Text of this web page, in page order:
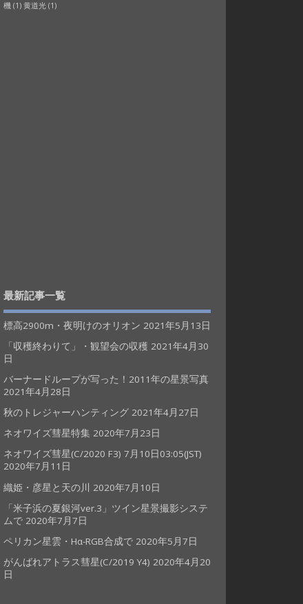
機(1) 黄道光(1)
最新記事一覧
標高2900m・夜明けのオリオン 2021年5月13日
「収穫終わりて」・観望会の収穫 2021年4月30
日
バーナードループが写った！2011年の星景写真
2021年4月28日
秋のトレジャーハンティング 2021年4月27日
ネオワイズ彗星特集 2020年7月23日
ネオワイズ彗星(C/2020 F3) 7月10日03:05(JST)
2020年7月11日
織姫・彦星と天の川 2020年7月10日
「米子浜の夏銀河ver.3」ツイン星景撮影システ
ムで 2020年7月7日
ペリカン星雲・Hα-RGB合成で 2020年5月7日
がんばれアトラス彗星(C/2019 Y4) 2020年4月20
日